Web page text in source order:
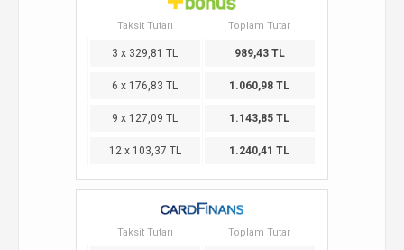
Taksit Tutarı Toplam Tutar
3 x 329,81 TL 989,43 TL
6 x 176,83 TL 1.060,98 TL
9 x 127,09 TL 1.143,85 TL
12 x 103,37 TL 1.240,41 TL
Taksit Tutarı Toplam Tutar